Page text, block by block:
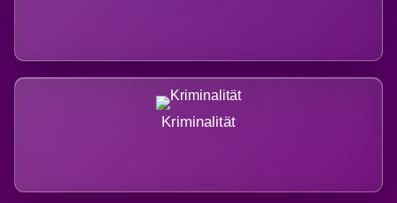
Kriminalität